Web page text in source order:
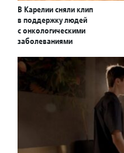
В Карелии сняли клип
в поддержку людей
с онкологическими
заболеваниями